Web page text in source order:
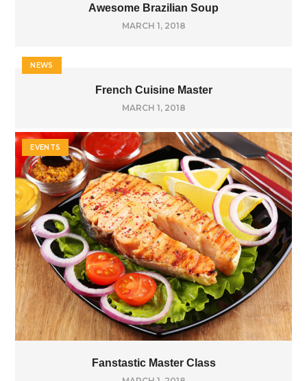
Awesome Brazilian Soup
MARCH 1, 2018
NEWS
French Cuisine Master
MARCH 1, 2018
EVENTS
Fanstastic Master Class